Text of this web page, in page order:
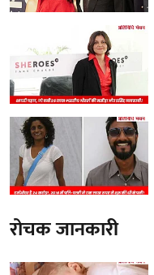
रोचक जानकारी